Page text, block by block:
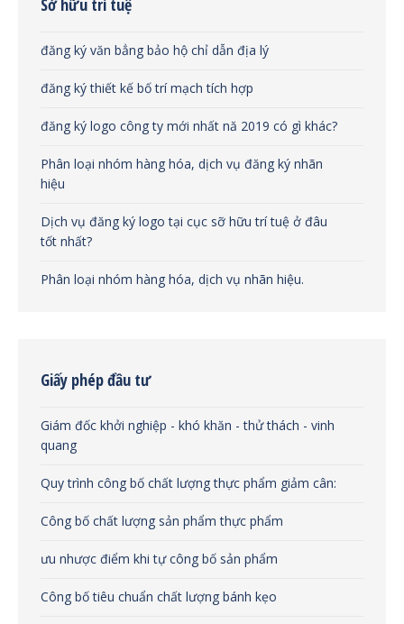
Sở hữu trí tuệ
đăng ký văn bẳng bảo hộ chỉ dẫn địa lý
đăng ký thiết kế bố trí mạch tích hợp
đăng ký logo công ty mới nhất nă 2019 có gì khác?
Phân loại nhóm hàng hóa, dịch vụ đăng ký nhãn
hiệu
Dịch vụ đăng ký logo tại cục sỡ hữu trí tuệ ở đâu
tốt nhất?
Phân loại nhóm hàng hóa, dịch vụ nhãn hiệu.
Giấy phép đầu tư
Giám đốc khởi nghiệp - khó khăn - thử thách - vinh
quang
Quy trình công bố chất lượng thực phẩm giảm cân:
Công bố chất lượng sản phẩm thực phẩm
ưu nhược điểm khi tự công bố sản phẩm
Công bố tiêu chuẩn chất lượng bánh kẹo